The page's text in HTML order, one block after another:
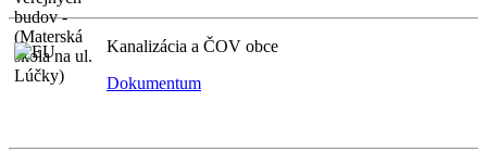
Kanalizácia a ČOV obce
Dokumentum